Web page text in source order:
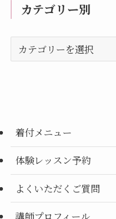
事
カテゴリー別
テ
着付メニュー
体験レッスン予約
よくいただくご質問
講師プロフィール